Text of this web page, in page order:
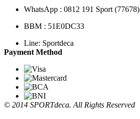
WhatsApp : 0812 191 Sport (77678)
BBM : 51E0DC33
Line: Sportdeca
Payment Method
© 2014 SPORTdeca. All Rights Reserved